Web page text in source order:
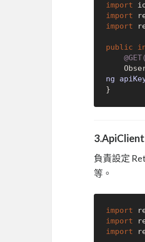
import
import
import
public
ng
負責設定
等。
import
import
import